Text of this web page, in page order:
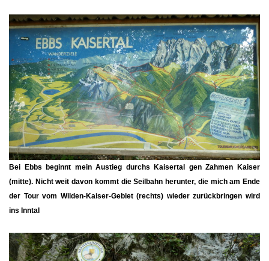
Bei Ebbs beginnt mein Austieg durchs Kaisertal gen Zahmen Kaiser
(mitte). Nicht weit davon kommt die Seilbahn herunter, die mich am Ende
der Tour vom Wilden-Kaiser-Gebiet (rechts) wieder zurückbringen wird
ins Inntal